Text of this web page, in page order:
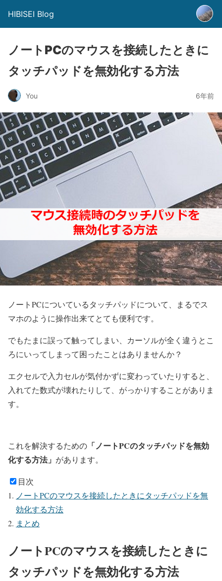
HIBISEI Blog
ノートPCのマウスを接続したときに
タッチパッドを無効化する方法
You 6年前
ノートPCについているタッチパッドについて、まるでス
マホのように操作出来てとても便利です。
でもたまに誤って触ってしまい、カーソルが全く違うとこ
ろにいってしまって困ったことはありませんか？
エクセルで入力セルが気付かずに変わっていたりすると、
入れてた数式が壊れたりして、がっかりすることがありま
す。
これを解決するための 「ノートPCのタッチパッドを無効
化する方法」 があります。
目次
ノートPCのマウスを接続したときにタッチパッドを無
効化する方法
まとめ
ノートPCのマウスを接続したときに
タッチパッドを無効化する方法